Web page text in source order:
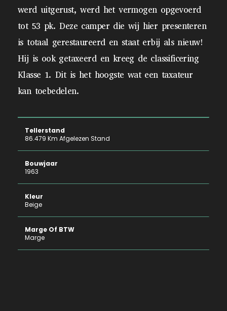
werd uitgerust, werd het vermogen opgevoerd
tot 53 pk. Deze camper die wij hier presenteren
is totaal gerestaureerd en staat erbij als nieuw!
Hij is ook getaxeerd en kreeg de classificering
Klasse 1. Dit is het hoogste wat een taxateur
kan toebedelen.
Tellerstand
86.479 Km Afgelezen Stand
Bouwjaar
1963
Kleur
Beige
Marge Of BTW
Marge